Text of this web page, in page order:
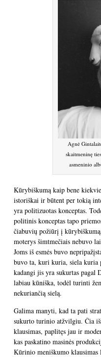
Agnė
skaitmeninę
asmeninio
Kūrybiškumą kaip bene
istoriškai ir būtent per tokią
yra politizuotas konceptas.
politinis konceptas tapo
čiabuvių požiūrį į
moterys šimtmečiais nebuvo
Joms iš esmės buvo
buvo ta, kuri kuria, siela kuria
kadangi jis yra sukurtas pagal
labiau kūniška, todėl turinti
nekuriančią sielą.
Galima manyti, kad ta pati
sukurto turinio atžvilgiu. Čia
klausimas, paplitęs jau ir
kas paskatino masinės
Kūrinio meniškumo